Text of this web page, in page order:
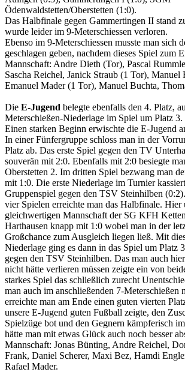
Ödenwaldstetten/Oberstetten (1:0).
Das Halbfinale gegen Gammertingen II stand
wurde leider im 9-Meterschiessen verloren.
Ebenso im 9-Meterschiessen musste man sich
geschlagen geben, nachdem dieses Spiel zum
Mannschaft: Andre Dieth (Tor), Pascal
Sascha Reichel, Janick Straub (1 Tor), Manuel
Emanuel Mader (1 Tor), Manuel Buchta,
Die E-Jugend belegte ebenfalls den 4. Platz,
Meterschießen-Niederlage im Spiel um Platz 3.
Einen starken Beginn erwischte die E-Jugend
In einer Fünfergruppe schloss man in der
Platz ab. Das erste Spiel gegen den TV
souverän mit 2:0. Ebenfalls mit 2:0 besiegte
Oberstetten 2. Im dritten Spiel bezwang man
mit 1:0. Die erste Niederlage im Turnier
Gruppenspiel gegen den TSV Steinhilben
vier Spielen erreichte man das Halbfinale. Hier
gleichwertigen Mannschaft der SG KFH
Harthausen knapp mit 1:0 wobei man in der
Großchance zum Ausgleich liegen ließ. Mit
Niederlage ging es dann in das Spiel um Platz
gegen den TSV Steinhilben. Das man auch
nicht hätte verlieren müssen zeigte ein von
starkes Spiel das schließlich zurecht
man auch im anschließenden 7-Meterschießen
erreichte man am Ende einen guten vierten
unsere E-Jugend guten Fußball zeigte, den
Spielzüge bot und den Gegnern kämpferisch
hätte man mit etwas Glück auch noch besser
Mannschaft: Jonas Bünting, Andre Reichel,
Frank, Daniel Scherer, Maxi Bez, Hamdi
Rafael Mader.